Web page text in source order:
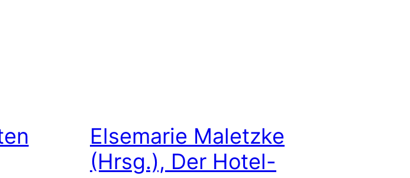
Elsemarie Maletzke
(Hrsg.), Der Hotel-